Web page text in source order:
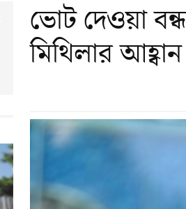
ভোট দেওয়া
মিথিলার আহ্বান